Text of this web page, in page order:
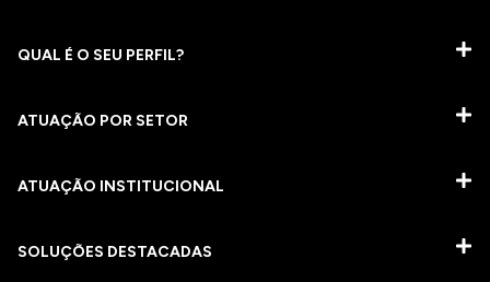
QUAL É O SEU PERFIL?
ATUAÇÃO POR SETOR
ATUAÇÃO INSTITUCIONAL
SOLUÇÕES DESTACADAS